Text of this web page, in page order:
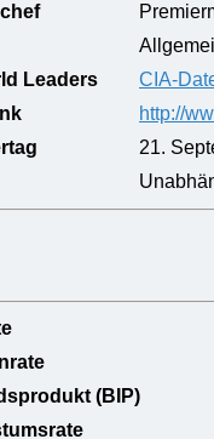
Leaders
CIA-
http://
21.
(BIP)